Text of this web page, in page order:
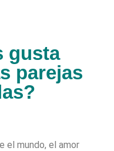
gusta
parejas
el mundo, el amor